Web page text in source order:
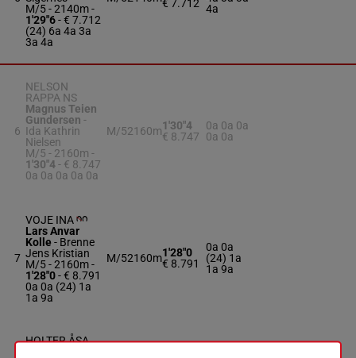
M/5 - 2140m-
1'29"6- € 7.712
(24) 6a 4a 3a
3a 4a
€ 7.712 4a
6
NELSON
RAPPA NS
Magnus Teien
Gundersen -
Ida Kathrin
Nielsen
M/5 - 2160m -
1'30"4- € 8.747
0a 0a 0a 0a 0a
M/52160m1'30"4
€ 8.747
0a 0a 0a
0a 0a
7
VOJE INA
Lars Anvar
Kolle- Brenne
Jens Kristian
M/5 - 2160m-
1'28"0- € 8.791
0a 0a (24) 1a
1a 9a
M/52160m1'28"0
€ 8.791
0a 0a
(24) 1a
1a 9a
HOLTER ÅSA